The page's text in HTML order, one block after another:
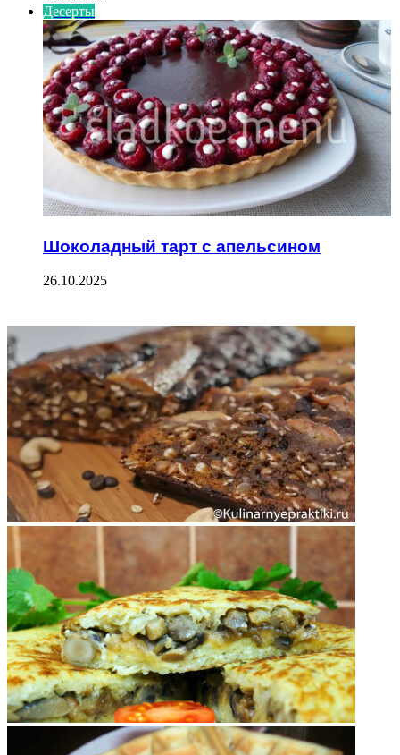
Десерты
Шоколадный тарт с апельсином
26.10.2025